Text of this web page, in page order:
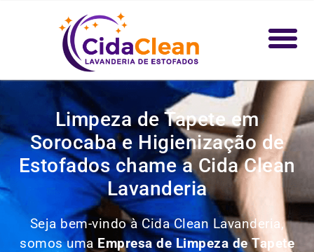
Limpeza de Tapete em
Sorocaba e Higienização de
Estofados chame a Cida Clean
Lavanderia
Seja bem-vindo à Cida Clean Lavanderia,
somos uma Empresa de Limpeza de Tapete